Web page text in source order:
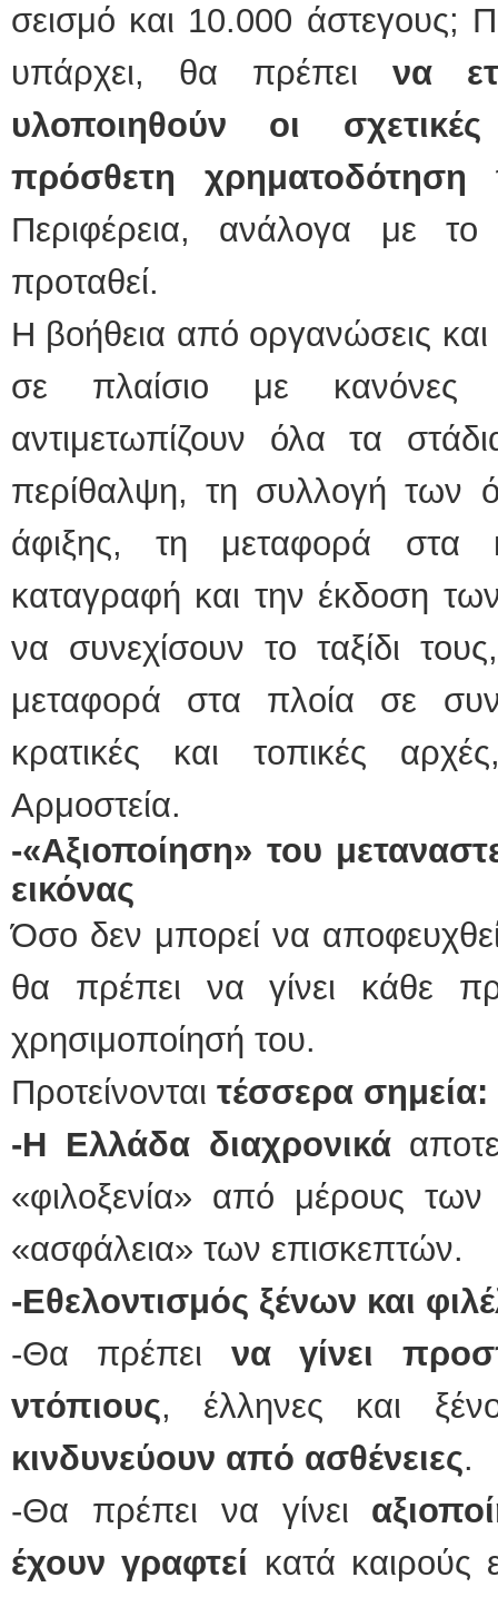
σεισμό και 10.000 άστεγους;
υπάρχει, θα πρέπει να
υλοποιηθούν οι
πρόσθετη χρηματοδότηση
Περιφέρεια, ανάλογα με
προταθεί.
Η βοήθεια από οργανώσεις και
σε πλαίσιο με κανόνες
αντιμετωπίζουν όλα τα
περίθαλψη, τη συλλογή των
άφιξης, τη μεταφορά στα
καταγραφή και την έκδοση
να συνεχίσουν το ταξίδι
μεταφορά στα πλοία σε
κρατικές και τοπικές
Αρμοστεία.
-«Αξιοποίηση» του
εικόνας
Όσο δεν μπορεί να
θα πρέπει να γίνει κάθε
χρησιμοποίησή του.
Προτείνονται τέσσερα σημεία:
-Η Ελλάδα διαχρονικά
«φιλοξενία» από μέρους
«ασφάλεια» των επισκεπτών.
-Εθελοντισμός ξένων και
-Θα πρέπει να γίνει
ντόπιους, έλληνες και
κινδυνεύουν από ασθένειες.
-Θα πρέπει να γίνει
έχουν γραφτεί κατά καιρούς